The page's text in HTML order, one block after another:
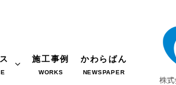
施工事例
WORKS
かわらばん
NEWSPAPER